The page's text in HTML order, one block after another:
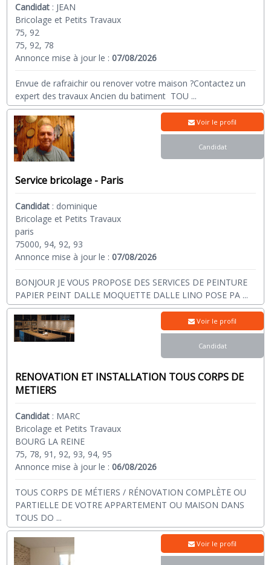
Candidat : JEAN
Bricolage et Petits Travaux
75, 92
75, 92, 78
Annonce mise à jour le :07/08/2026
Envue de rafraichir ou renover votre maison ?Contactez un
expert des travaux Ancien du batiment TOU ...
Service bricolage - Paris
Candidat : dominique
Bricolage et Petits Travaux
paris
75000, 94, 92, 93
Annonce mise à jour le :07/08/2026
BONJOUR JE VOUS PROPOSE DES SERVICES DE PEINTURE
PAPIER PEINT DALLE MOQUETTE DALLE LINO POSE PA ...
Voir le profil
Candidat
RENOVATION ET INSTALLATION TOUS CORPS DE
METIERS
Candidat : MARC
Bricolage et Petits Travaux
BOURG LA REINE
75, 78, 91, 92, 93, 94, 95
Annonce mise à jour le :06/08/2026
TOUS CORPS DE MÉTIERS / RÉNOVATION COMPLÈTE OU
PARTIELLE DE VOTRE APPARTEMENT OU MAISON DANS
TOUS DO ...
Voir le profil
Candidat
Voir le profil